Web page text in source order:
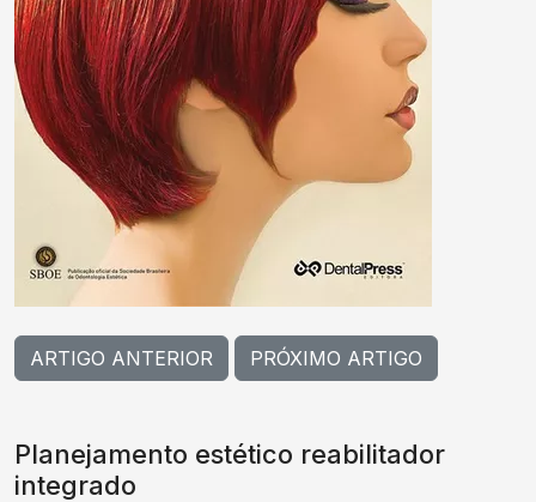
ARTIGO ANTERIOR PRÓXIMO ARTIGO
Planejamento estético reabilitador
integrado